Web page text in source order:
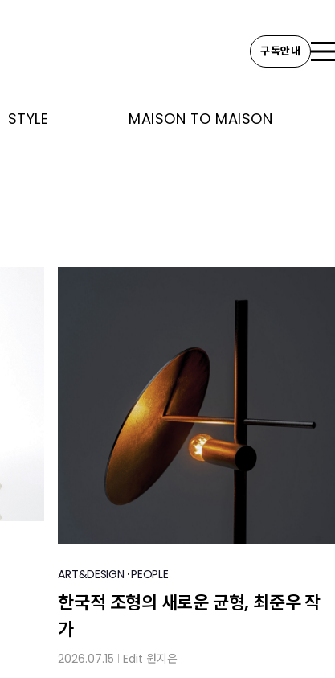
STYLE MAISON TO MAISON
구독안내
ART&DESIGN ·PEOPLE
한국적 조형의 새로운 균형, 최준우 작
가
2026.07.15 │Edit 원지은